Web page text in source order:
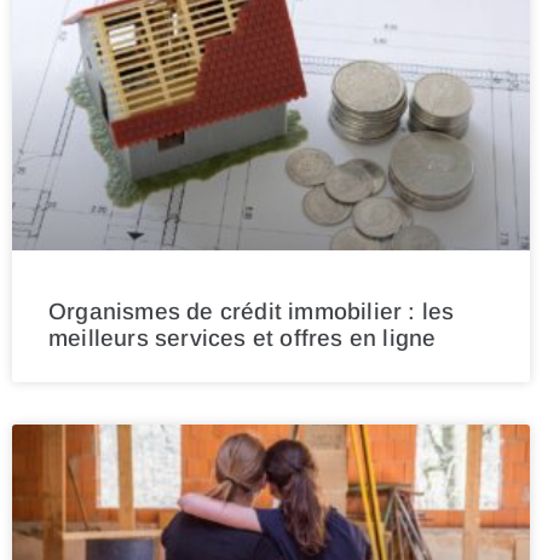
Organismes de crédit immobilier : les
meilleurs services et offres en ligne